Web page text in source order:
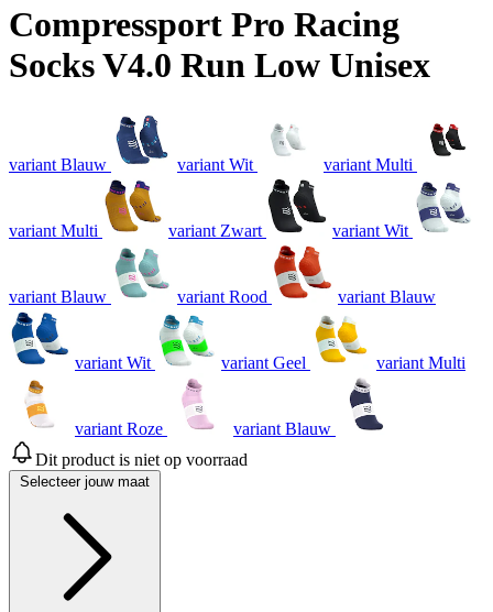
Compressport Pro Racing
Socks V4.0 Run Low Unisex
variant Blauw variant Wit variant Multi
variant Multi variant Zwart variant Wit
variant Blauw variant Rood variant Blauw
variant Wit variant Geel variant Multi
variant Roze
variant Blauw
Dit product is niet op voorraad
Selecteer jouw maat